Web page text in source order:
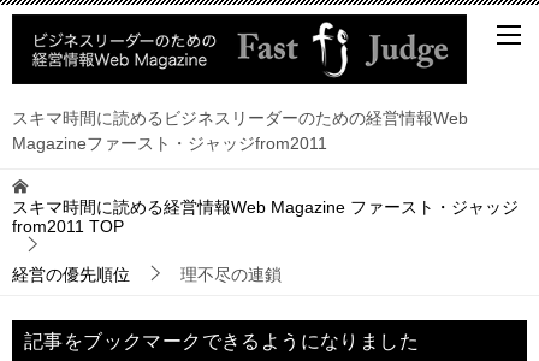
スキマ時間に読めるビジネスリーダーのための経営情報Web
Magazineファースト・ジャッジfrom2011
スキマ時間に読める経営情報Web Magazine ファースト・ジャッジ
from2011 TOP
経営の優先順位 理不尽の連鎖
記事をブックマークできるようになりました